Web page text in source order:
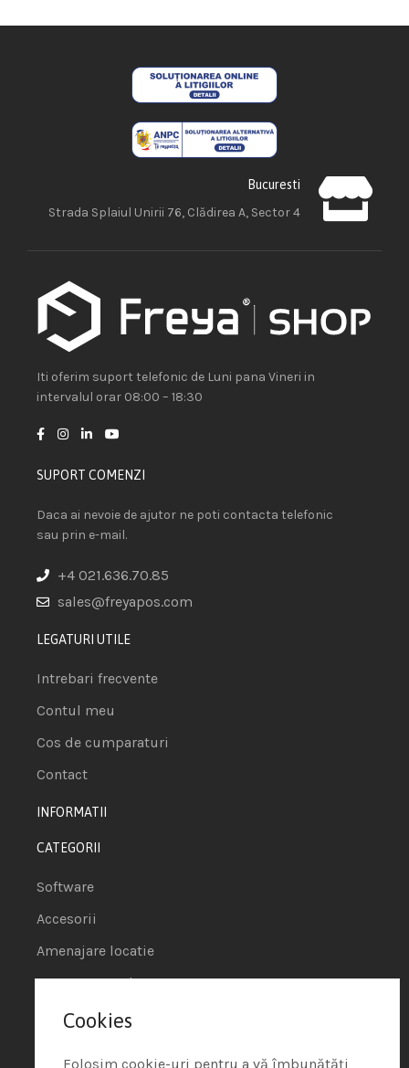
Bucuresti
Strada Splaiul Unirii 76, Clădirea A, Sector 4
Iti oferim suport telefonic de Luni pana Vineri in
intervalul orar 08:00 – 18:30
SUPORT COMENZI
Daca ai nevoie de ajutor ne poti contacta telefonic
sau prin e-mail.
+4 021.636.70.85
sales@freyapos.com
LEGATURI UTILE
Intrebari frecvente
Contul meu
Cos de cumparaturi
Contact
INFORMATII
CATEGORII
Software
Accesorii
Amenajare locatie
POS - Puncte de vanzare
Termeni si conditii
Politica de Cookie
Cookies
Folosim cookie-uri pentru a vă îmbunătăți